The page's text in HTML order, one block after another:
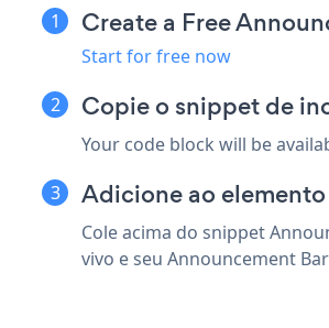
Create a Free
Start for free now
Copie o snippet de
Your code block will be
Adicione ao
Cole acima do snippet
vivo e seu Announcement